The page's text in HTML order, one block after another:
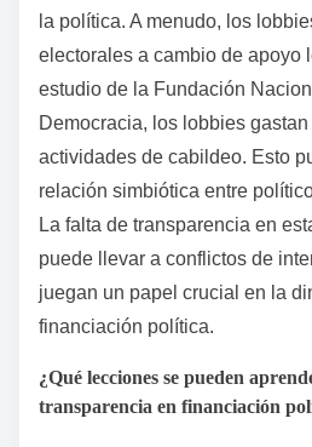
la política. A menudo, los
electorales a cambio de apoyo
estudio de la Fundación
Democracia, los lobbies
actividades de cabildeo. Esto
relación simbiótica entre
La falta de transparencia en
puede llevar a conflictos de
juegan un papel crucial en la
financiación política.
¿Qué lecciones se pueden
transparencia en financiación